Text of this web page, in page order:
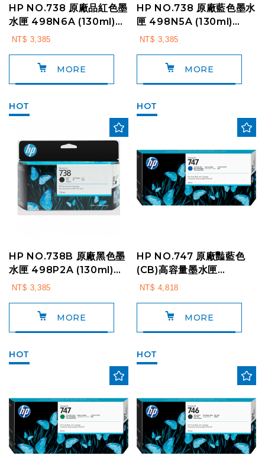
HP NO.738 原廠品紅色墨
水匣 498N6A (130ml)
For:HP T850 / T...
NT$ 3,385
MORE
HP NO.738 原廠藍色墨水
匣 498N5A (130ml)
For:HP T850 / T87...
NT$ 3,385
MORE
HP NO.738B 原廠黑色墨
水匣 498P2A (130ml)
For:HP T850 / T8...
NT$ 3,385
MORE
HP NO.747 原廠豔藍色
(CB)高容量墨水匣
P2V85A (300ml)
NT$ 4,818
MORE